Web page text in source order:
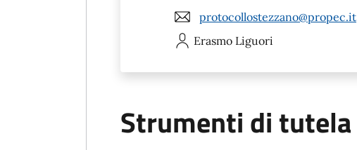
protocollostezzano@propec.it
Erasmo Liguori
Strumenti di tutela